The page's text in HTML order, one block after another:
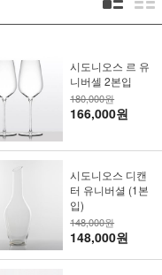
시도니오스 르 유
니버셀 2본입
180,000원
166,000원
시도니오스 디캔
터 유니버셜 (1본
입)
148,000원
148,000원